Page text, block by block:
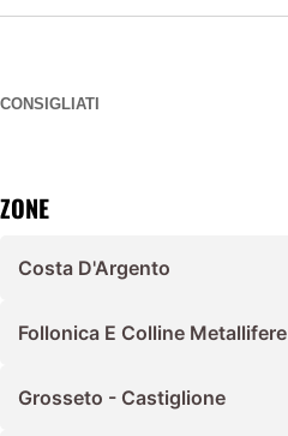
CONSIGLIATI
ZONE
Costa D'Argento
Follonica E Colline Metallifere
Grosseto - Castiglione